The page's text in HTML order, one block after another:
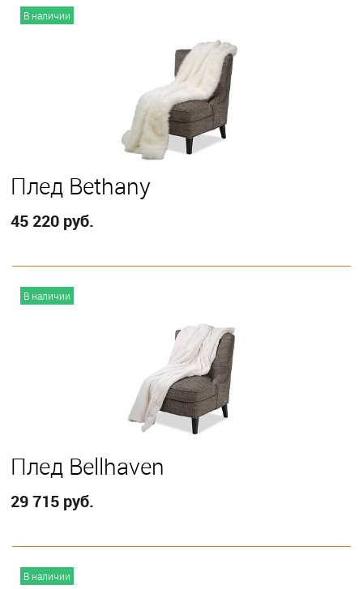
В наличии
Плед Bethany
45 220 руб.
В наличии
Плед Bellhaven
29 715 руб.
В наличии